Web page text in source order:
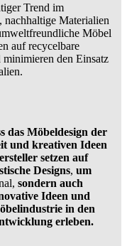
Trend im
Materialien
Möbel
auf recycelbare
den Einsatz
das Möbeldesign der
und kreativen Ideen
setzen auf
Designs, um
sondern auch
Ideen und
in den
erleben.